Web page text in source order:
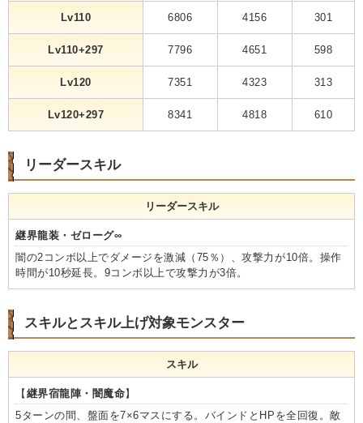
Lv110 6806 4156 301
Lv110+297 7796 4651 598
Lv120 7351 4323 313
Lv120+297 8341 4818 610
リーダースキル
リーダースキル
継界龍装・ゼローグ∞
闇の2コンボ以上でダメージを激減（75％）、攻撃力が10倍。操作
時間が10秒延長。9コンボ以上で攻撃力が3倍。
スキルとスキル上げ対象モンスター
スキル
【 継界宿龍陣・闇魔命】
5ターンの間、盤面を7×6マスにする。バインドとHPを全回復。敵